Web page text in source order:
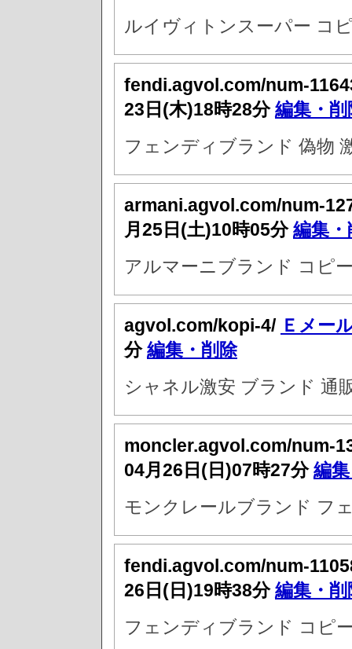
ルイヴィトンスーパー コ
fendi.agvol.com/num-
23日(木)18時28分編集・削
フェンディブランド 偽物
armani.agvol.com/num-
月25日(土)10時05分編集・
アルマーニブランド コピ
agvol.com/kopi-4/ Ｅメー
分編集・削除
シャネル激安 ブランド 通
moncler.agvol.com/num-
04月26日(日)07時27分編
モンクレールブランド フ
fendi.agvol.com/num-
26日(日)19時38分編集・削
フェンディブランド コピ